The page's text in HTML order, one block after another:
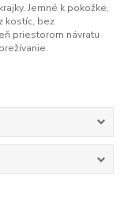
Jemné k pokožke,
kostíc, bez
priestorom návratu